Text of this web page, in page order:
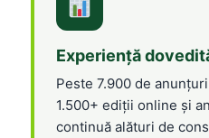
Experiență
Peste 7.900 de
1.500+ ediții online și
continuă alături de